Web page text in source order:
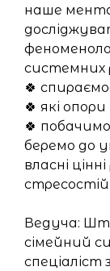
наше
системних
🍀
🍀 які
🍀
беремо до
власні
Ведуча:
сімейний
спеціаліст